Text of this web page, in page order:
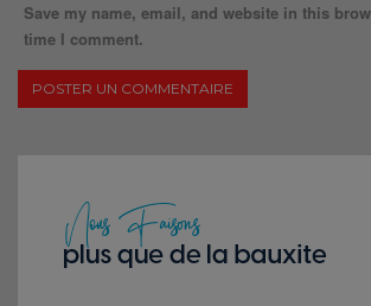
Save my name, email, and website in this
time I comment.